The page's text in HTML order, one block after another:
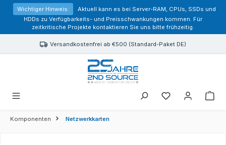
springen
Wichtiger Hinweis:
Aktuell kann es bei Server-RAM, CPUs, SSDs und
HDDs zu Verfügbarkeits- und Preisschwankungen kommen. Für
zeitkritische Projekte kontaktieren Sie uns bitte frühzeitig.
Versandkostenfrei ab €500 (Standard-Paket DE)
Sie haben 0
Komponenten Netzwerkkarten